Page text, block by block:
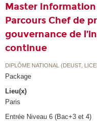
Master
Parcours Chef de
gouvernance de
continue
DIPLÔME NATIONAL (DEUST,
Package
Lieu(x)
Paris
Entrée Niveau 6 (Bac+3 et 4)